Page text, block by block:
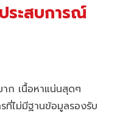
ระสบการณ์
ก เนื้อหาแน่นสุดๆ
ที่ไม่มีฐานข้อมูลรองรับ